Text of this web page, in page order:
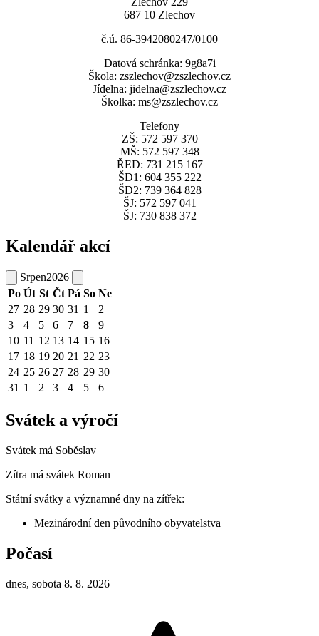
687 10 Zlechov
č.ú. 86-3942080247/0100
Datová schránka: 9g8a7i
Škola: zszlechov@zszlechov.cz
Jídelna: jidelna@zszlechov.cz
Školka: ms@zszlechov.cz
Telefony
ZŠ: 572 597 370
MŠ: 572 597 348
ŘED: 731 215 167
ŠD1: 604 355 222
ŠD2: 739 364 828
ŠJ: 572 597 041
ŠJ: 730 838 372
Kalendář akcí
Srpen2026
Po Út St Čt Pá So Ne
27 28 29 30 31 1
2
3
4 5 6 7 8
9
10 11 12 13 14 15 16
17 18 19 20 21 22 23
24 25 26 27 28 29 30
31 1 2 3 4 5 6
Svátek a výročí
Svátek má Soběslav
Zítra má svátek Roman
Státní svátky a významné dny na zítřek:
Mezinárodní den původního obyvatelstva
Počasí
dnes, sobota 8. 8. 2026